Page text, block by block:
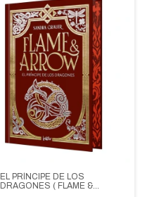
EL PRÍNCIPE DE LOS
DRAGONES ( FLAME &